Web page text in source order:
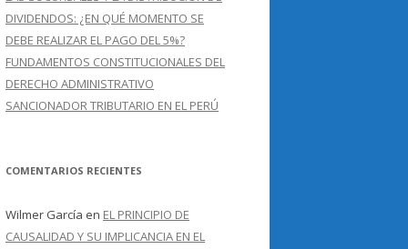
DIVIDENDOS: ¿EN QUÉ MOMENTO SE
DEBE REALIZAR EL PAGO DEL 5%?
FUNDAMENTOS CONSTITUCIONALES DEL
DERECHO ADMINISTRATIVO
SANCIONADOR TRIBUTARIO EN EL PERÚ
COMENTARIOS RECIENTES
Wilmer García en EL PRINCIPIO DE
CAUSALIDAD Y SU IMPLICANCIA EN EL